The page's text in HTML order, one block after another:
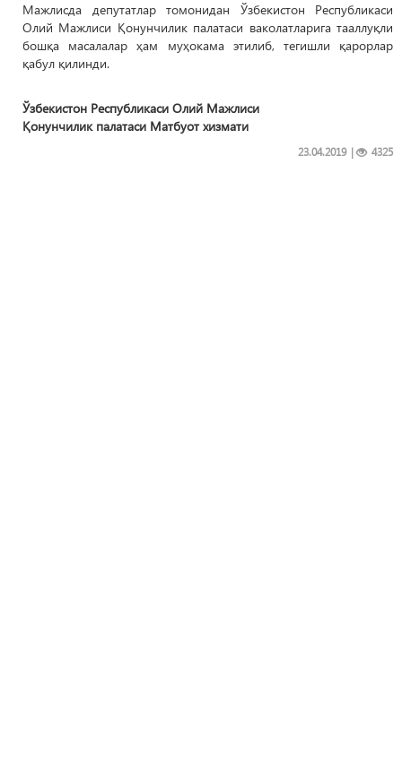
Мажлисда депутатлар томонидан Ўзбекистон Республикаси
Олий Мажлиси Қонунчилик палатаси ваколатларига тааллуқли
бошқа масалалар ҳам муҳокама этилиб, тегишли қарорлар
қабул қилинди.
Ўзбекистон Республикаси Олий Мажлиси
Қонунчилик палатаси Матбуот хизмати
| 4325
23.04.2019